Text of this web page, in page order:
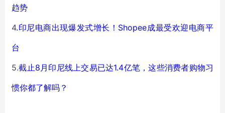
趋势
4.印尼电商出现爆发式增长！Shopee成最受欢迎电商平
台
5.截止8月印尼线上交易已达1.4亿笔，这些消费者购物习
惯你都了解吗？